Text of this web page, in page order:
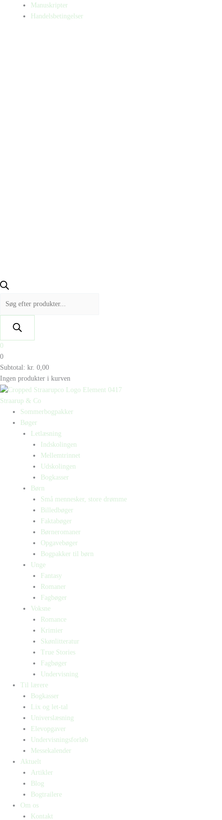
Manuskripter
Handelsbetingelser
0
0
Subtotal: kr. 0,00
Ingen produkter i kurven
Straarup & Co
Sommerbogpakker
Bøger
Letlæsning
Indskolingen
Mellemtrinnet
Udskolingen
Bogkasser
Børn
Små mennesker, store drømme
Billedbøger
Faktabøger
Børneromaner
Opgavebøger
Bogpakker til børn
Unge
Fantasy
Romaner
Fagbøger
Voksne
Romance
Krimier
Skønlitteratur
True Stories
Fagbøger
Undervisning
Til lærere
Bogkasser
Lix og let-tal
Universlæsning
Elevopgaver
Undervisningsforløb
Messekalender
Aktuelt
Artikler
Blog
Bogtrailere
Om os
Kontakt